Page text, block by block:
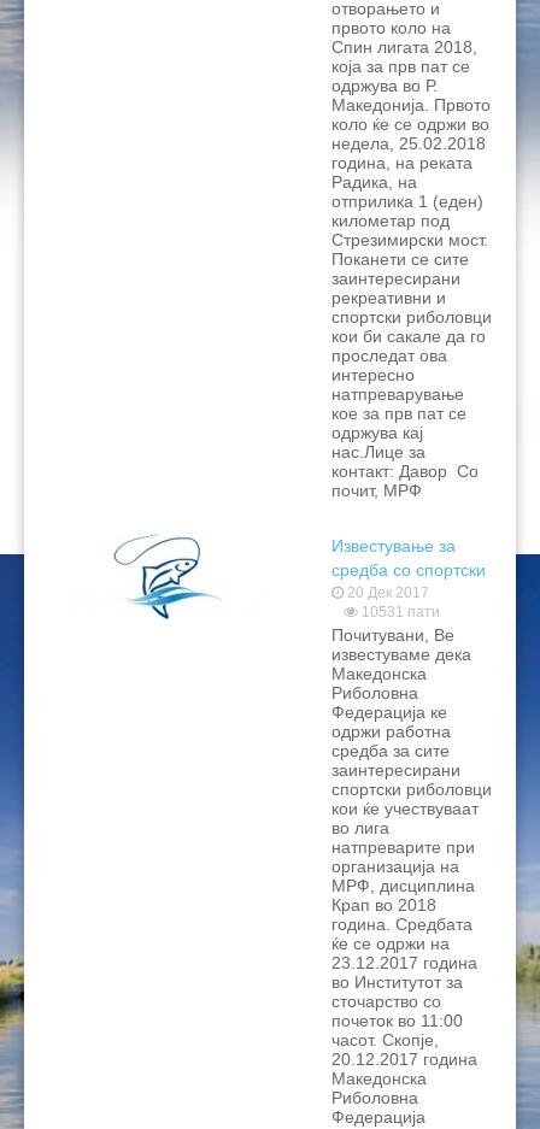
отворањето и
првото коло на
Спин лигата 2018,
која за прв пат се
одржува во Р.
Македонија. Првото
коло ќе се одржи во
недела, 25.02.2018
година, на реката
Радика, на
отприлика 1 (еден)
километар под
Стрезимирски мост.
Поканети се сите
заинтересирани
рекреативни и
спортски риболовци
кои би сакале да го
проследат ова
интересно
натпреварување
кое за прв пат се
одржува кај
нас.Лице за
контакт: Давор Со
почит, МРФ
Известување за
средба со спортски
риболовци
20 Дек 2017
10531 пати
Почитувани, Ве
известуваме дека
Македонска
Риболовна
Федерација ке
одржи работна
средба за сите
заинтересирани
спортски риболовци
кои ќе учествуваат
во лига
натпреварите при
организација на
МРФ, дисциплина
Крап во 2018
година. Средбата
ќе се одржи на
23.12.2017 година
во Институтот за
сточарство со
почеток во 11:00
часот. Скопје,
20.12.2017 година
Македонска
Риболовна
Федерација